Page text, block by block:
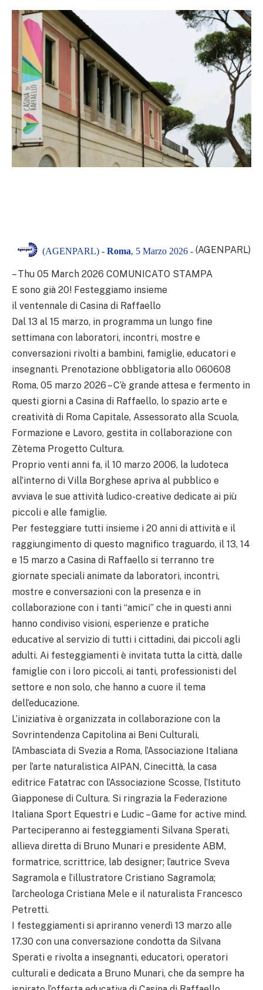
(AGENPARL) - Roma, 5 Marzo 2026 - (AGENPARL)
– Thu 05 March 2026 COMUNICATO STAMPA
E sono già 20! Festeggiamo insieme
il ventennale di Casina di Raffaello
Dal 13 al 15 marzo, in programma un lungo fine
settimana con laboratori, incontri, mostre e
conversazioni rivolti a bambini, famiglie, educatori e
insegnanti. Prenotazione obbligatoria allo 060608
Roma, 05 marzo 2026 – C’è grande attesa e fermento in
questi giorni a Casina di Raffaello, lo spazio arte e
creatività di Roma Capitale, Assessorato alla Scuola,
Formazione e Lavoro, gestita in collaborazione con
Zètema Progetto Cultura.
Proprio venti anni fa, il 10 marzo 2006, la ludoteca
all’interno di Villa Borghese apriva al pubblico e
avviava le sue attività ludico-creative dedicate ai più
piccoli e alle famiglie.
Per festeggiare tutti insieme i 20 anni di attività e il
raggiungimento di questo magnifico traguardo, il 13, 14
e 15 marzo a Casina di Raffaello si terranno tre
giornate speciali animate da laboratori, incontri,
mostre e conversazioni con la presenza e in
collaborazione con i tanti “amici” che in questi anni
hanno condiviso visioni, esperienze e pratiche
educative al servizio di tutti i cittadini, dai piccoli agli
adulti. Ai festeggiamenti è invitata tutta la città, dalle
famiglie con i loro piccoli, ai tanti, professionisti del
settore e non solo, che hanno a cuore il tema
dell’educazione.
L’iniziativa è organizzata in collaborazione con la
Sovrintendenza Capitolina ai Beni Culturali,
l’Ambasciata di Svezia a Roma, l’Associazione Italiana
per l’arte naturalistica AIPAN, Cinecittà, la casa
editrice Fatatrac con l’Associazione Scosse, l’Istituto
Giapponese di Cultura. Si ringrazia la Federazione
Italiana Sport Equestri e Ludic – Game for active mind.
Parteciperanno ai festeggiamenti Silvana Sperati,
allieva diretta di Bruno Munari e presidente ABM,
formatrice, scrittrice, lab designer; l’autrice Sveva
Sagramola e l’illustratore Cristiano Sagramola;
l’archeologa Cristiana Mele e il naturalista Francesco
Petretti.
I festeggiamenti si apriranno venerdì 13 marzo alle
17.30 con una conversazione condotta da Silvana
Sperati e rivolta a insegnanti, educatori, operatori
culturali e dedicata a Bruno Munari, che da sempre ha